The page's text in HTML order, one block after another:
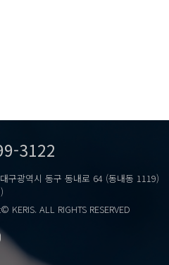
3122
구광역시 동구 동내로 64 (동내동 1119)
KERIS. ALL RIGHTS RESERVED